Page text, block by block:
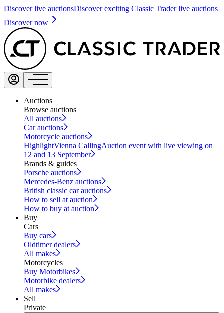
Discover live auctionsDiscover exciting Classic Trader live auctions
Discover now
Auctions
Browse auctions
All auctions
Car auctions
Motorcycle auctions
HighlightVienna CallingAuction event with live viewing on
12 and 13 September
Brands & guides
Porsche auctions
Mercedes-Benz auctions
British classic car auctions
How to sell at auction
How to buy at auction
Buy
Cars
Buy cars
Oldtimer dealers
All makes
Motorcycles
Buy Motorbikes
Motorbike dealers
All makes
Sell
Private